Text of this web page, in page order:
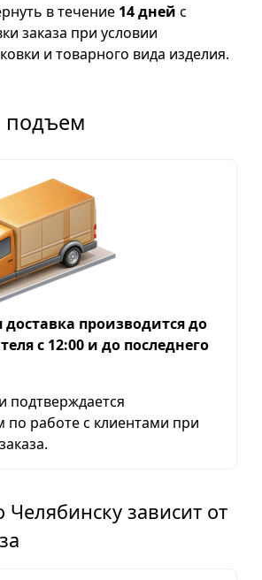
в течение 14 дней с
заказа при условии
и товарного вида изделия.
подъем
доставка производится до
с 12:00 и до последнего
подтверждается
по работе с клиентами при
Челябинску зависит от